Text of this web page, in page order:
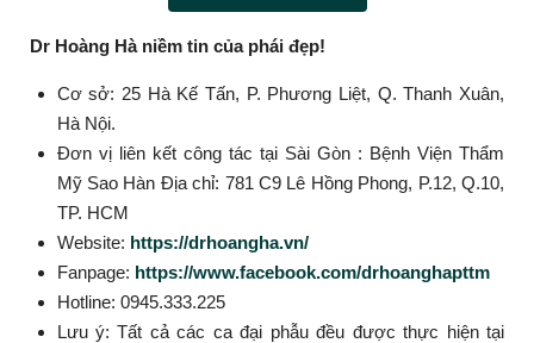
Dr Hoàng Hà niềm tin của phái đẹp!
Cơ sở: 25 Hà Kế Tấn, P. Phương Liệt, Q. Thanh Xuân,
Hà Nội.
Đơn vị liên kết công tác tại Sài Gòn : Bệnh Viện Thẩm
Mỹ Sao Hàn Địa chỉ: 781 C9 Lê Hồng Phong, P.12, Q.10,
TP. HCM
Website: https://drhoangha.vn/
Fanpage: https://www.facebook.com/drhoanghapttm
Hotline: 0945.333.225
Lưu ý: Tất cả các ca đại phẫu đều được thực hiện tại